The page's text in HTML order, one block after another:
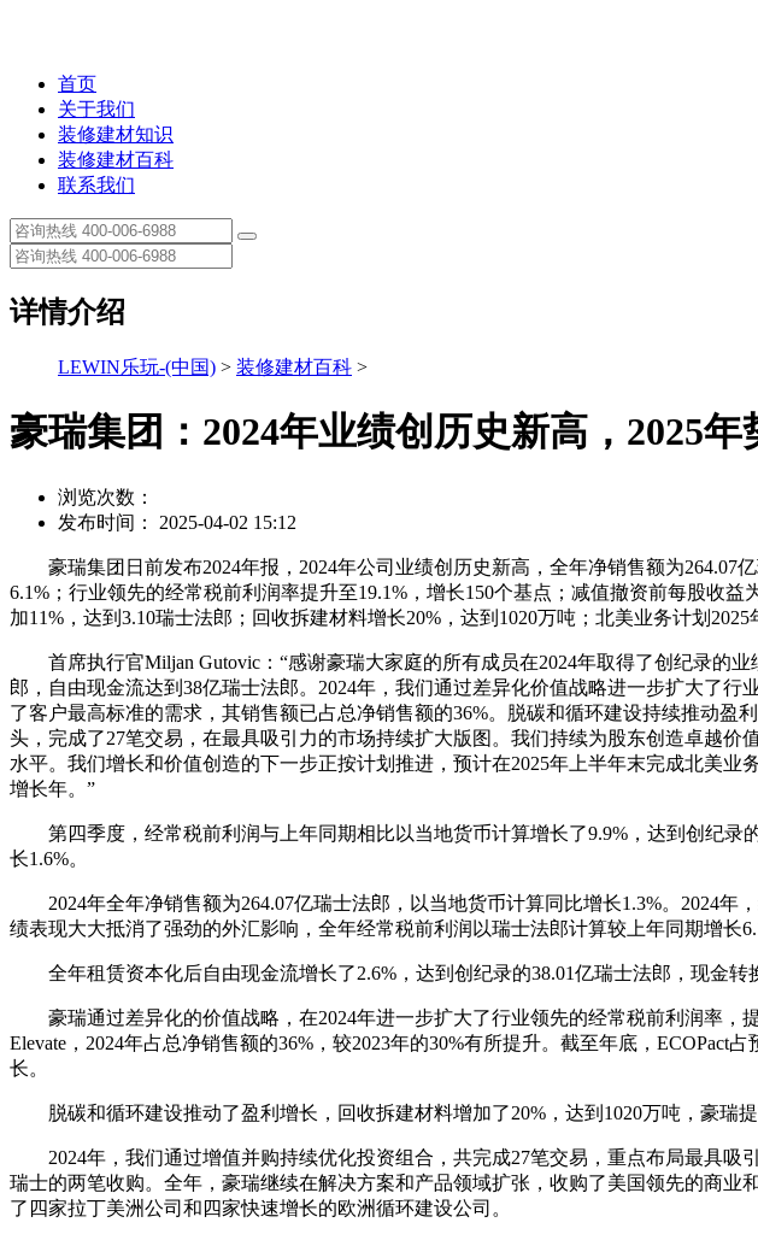
首页
关于我们
装修建材知识
装修建材百科
联系我们
详情介绍
LEWIN乐玩-(中国) > 装修建材百科 >
豪瑞集团：2024年业绩创历史新高，2025年
浏览次数：
发布时间： 2025-04-02 15:12
豪瑞集团日前发布2024年报，2024年公司业绩创历史新高，全年净销售额为264.07
6.1%；行业领先的经常税前利润率提升至19.1%，增长150个基点；减值撤资前每股收
加11%，达到3.10瑞士法郎；回收拆建材料增长20%，达到1020万吨；北美业务计划
首席执行官Miljan Gutovic：“感谢豪瑞大家庭的所有成员在2024年取得了创纪录的
郎，自由现金流达到38亿瑞士法郎。2024年，我们通过差异化价值战略进一步扩大了行
了客户最高标准的需求，其销售额已占总净销售额的36%。脱碳和循环建设持续推动
头，完成了27笔交易，在最具吸引力的市场持续扩大版图。我们持续为股东创造卓越
水平。我们增长和价值创造的下一步正按计划推进，预计在2025年上半年末完成北美
增长年。”
第四季度，经常税前利润与上年同期相比以当地货币计算增长了9.9%，达到创纪录
长1.6%。
2024年全年净销售额为264.07亿瑞士法郎，以当地货币计算同比增长1.3%。2024年
绩表现大大抵消了强劲的外汇影响，全年经常税前利润以瑞士法郎计算较上年同期增长
全年租赁资本化后自由现金流增长了2.6%，达到创纪录的38.01亿瑞士法郎，现金转
豪瑞通过差异化的价值战略，在2024年进一步扩大了行业领先的经常税前利润率，提
Elevate，2024年占总净销售额的36%，较2023年的30%有所提升。截至年底，ECOPact
长。
脱碳和循环建设推动了盈利增长，回收拆建材料增加了20%，达到1020万吨，豪瑞提
2024年，我们通过增值并购持续优化投资组合，共完成27笔交易，重点布局最具吸
瑞士的两笔收购。全年，豪瑞继续在解决方案和产品领域扩张，收购了美国领先的商业
了四家拉丁美洲公司和四家快速增长的欧洲循环建设公司。